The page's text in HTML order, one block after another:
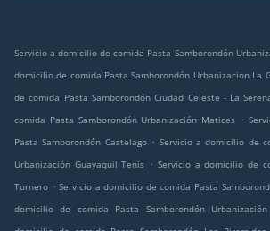
Servicio a domicilio de comida Pasta Samborondón
domicilio de comida Pasta Samborondón Urbanizacion La
de comida Pasta Samborondón Ciudad Celeste - La
comida Pasta Samborondón Urbanización Matices .
Pasta Samborondón Castelago . Servicio a domicilio de
Urbanización Guayaquil Tenis . Servicio a domicilio de
Tornero . Servicio a domicilio de comida Pasta
domicilio de comida Pasta Samborondón